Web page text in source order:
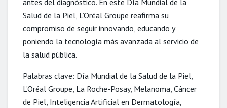
antes del diagnóstico. En este Día Mundial de la
Salud de la Piel, L’Oréal Groupe reafirma su
compromiso de seguir innovando, educando y
poniendo la tecnología más avanzada al servicio de
la salud pública.
Palabras clave: Día Mundial de la Salud de la Piel,
L’Oréal Groupe, La Roche-Posay, Melanoma, Cáncer
de Piel, Inteligencia Artificial en Dermatología,